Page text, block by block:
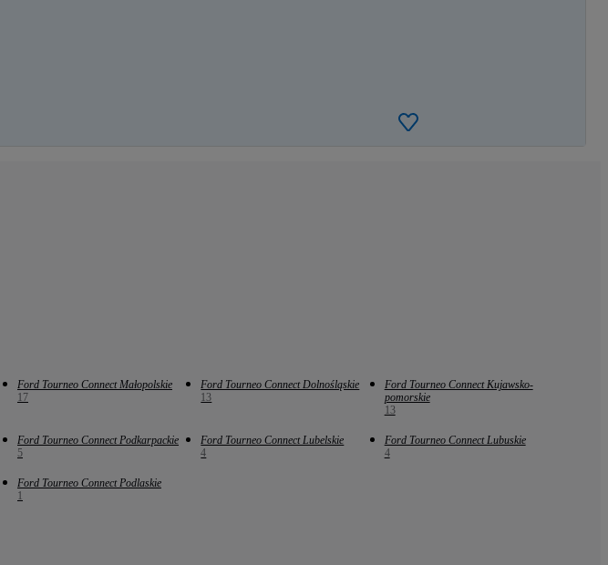
Ford Tourneo Connect Małopolskie
17
Ford Tourneo Connect Dolnośląskie
13
Ford Tourneo Connect Kujawsko-
pomorskie
13
Ford Tourneo Connect Podkarpackie
5
Ford Tourneo Connect Lubelskie
4
Ford Tourneo Connect Lubuskie
4
Ford Tourneo Connect Podlaskie
1